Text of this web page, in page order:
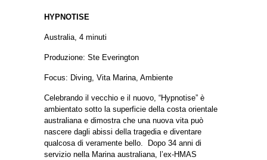
HYPNOTISE
Australia, 4 minuti
Produzione: Ste Everington
Focus: Diving, Vita Marina, Ambiente
Celebrando il vecchio e il nuovo, “Hypnotise” è
ambientato sotto la superficie della costa orientale
australiana e dimostra che una nuova vita può
nascere dagli abissi della tragedia e diventare
qualcosa di veramente bello.
Dopo 34 anni di
servizio nella Marina australiana, l’ex-HMAS